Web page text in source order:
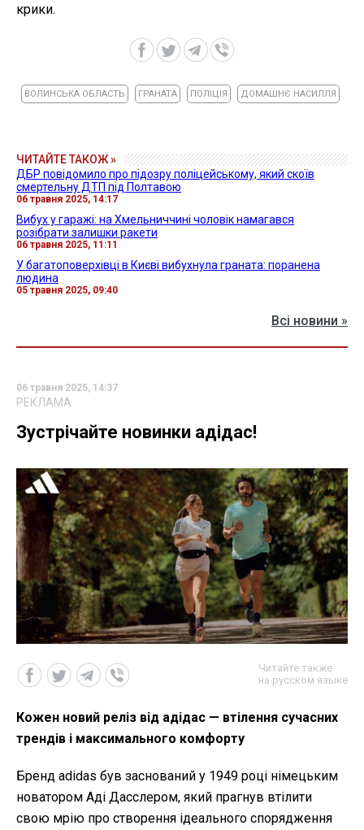
крики.
ВОЛИНСЬКА ОБЛАСТЬ ГРАНАТА ПОЛІЦІЯ ДОМАШНЄ НАСИЛЛЯ
ЧИТАЙТЕ ТАКОЖ »
ДБР повідомило про підозру поліцейському, який скоїв
смертельну ДТП під Полтавою
06 травня 2025, 14:17
Вибух у гаражі: на Хмельниччині чоловік намагався
розібрати залишки ракети
06 травня 2025, 11:11
У багатоповерхівці в Києві вибухнула граната: поранена
людина
05 травня 2025, 09:40
Всі новини »
06 травня 2025, 14:37
РЕКЛАМА
Зустрічайте новинки адідас!
Читайте также
на русском языке
Кожен новий реліз від адідас — втілення сучасних
трендів і максимального комфорту
Бренд adidas був заснований у 1949 році німецьким
новатором Аді Дасслером, який прагнув втілити
свою мрію про створення ідеального спорядження